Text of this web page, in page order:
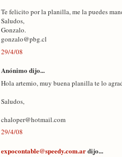
Te felicito por la planilla, me la puedes
Saludos,
Gonzalo.
gonzalo@pbg.cl
29/4/08
Anónimo dijo...
Hola artemio, muy buena planilla te lo
Saludos,
chaloper@hotmail.com
29/4/08
expocontable@speedy.com.ardijo...